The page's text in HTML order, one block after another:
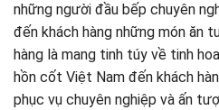
những người đầu bếp chuyên
đến khách hàng những món ăn
hàng là mang tinh túy về tinh
hồn cốt Việt Nam đến khách
phục vụ chuyên nghiệp và ấn